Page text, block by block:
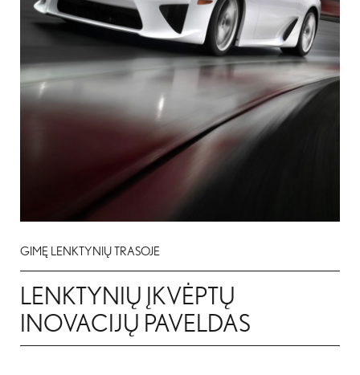
GIMĘ LENKTYNIŲ TRASOJE
LENKTYNIŲ ĮKVĖPTŲ
INOVACIJŲ PAVELDAS